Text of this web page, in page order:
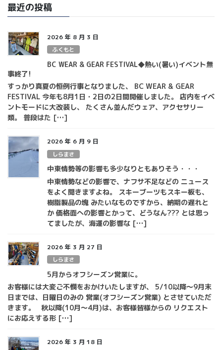
最近の投稿
2026 年 8 月 3 日
ふくもと
BC WEAR & GEAR FESTIVAL◆熱い(暑い)イベント無
事終了!
すっかり真夏の恒例行事となりました、 BC WEAR & GEAR
FESTIVAL 今年も8月1日・2日の2日間開催しました。 店内をイベ
ントモードに大改装し、 たくさん並んだウェア、アクセサリー
類。 普段はた […]
2026 年 6 月 9 日
しらまさ
中東情勢等の影響も多少なりともありそう・・・
中東情勢などの影響で、ナフサ不足などの ニュース
をよく聞きますよね。 スキーブーツもスキー板も、
樹脂製品の塊 みたいなものですから、納期の遅れと
か 価格面への影響とかって、どうなん??? とは思っ
てましたが、海運の影響な […]
2026 年 3 月 27 日
しらまさ
5月からオフシーズン営業に。
お客様には大変ご不憫をおかけいたしますが、 5/10以降～9月末
日までは、日曜日のみの 営業(オフシーズン営業) とさせていただ
きます。 秋以降(10月～4月)は、お客様皆様からの リクエスト
にお応えする形 […]
2026 年 3 月 18 日